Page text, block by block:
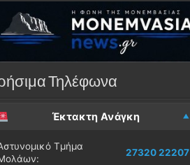
Τηλέφωνα
Έκτακτη Ανάγκη
Τμήμα
27320 22207